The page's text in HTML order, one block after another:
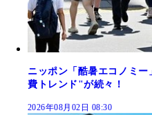
ニッポン「酷暑エコノミ
費トレンド"が続々！
2026年08月02日 08:30